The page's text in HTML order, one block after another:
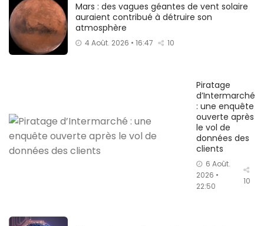
Mars : des vagues géantes de vent solaire
auraient contribué à détruire son
atmosphère
4 Août. 2026 • 16:47 10
Piratage
d’Intermarché
: une enquête
ouverte après
le vol de
données des
clients
6 Août.
2026 •
22:50
10